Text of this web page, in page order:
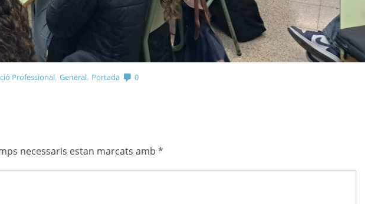
Professional,General, Portada 0
necessaris estan marcats amb *